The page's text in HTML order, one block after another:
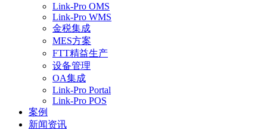
Link-Pro OMS
Link-Pro WMS
金税集成
MES方案
FTT精益生产
设备管理
OA集成
Link-Pro Portal
Link-Pro POS
案例
新闻资讯